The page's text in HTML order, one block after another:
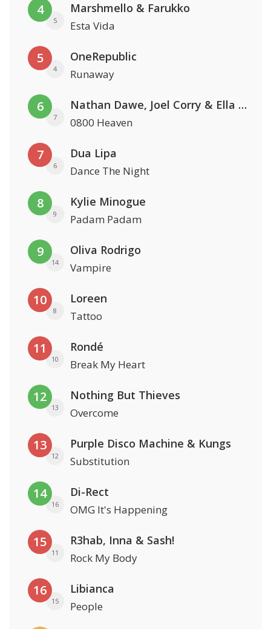
4
5
Marshmello & Farukko
Esta Vida
5
4
OneRepublic
Runaway
6
7
Nathan Dawe, Joel Corry & Ella Henderson
0800 Heaven
7
6
Dua Lipa
Dance The Night
8
9
Kylie Minogue
Padam Padam
9
14
Oliva Rodrigo
Vampire
10
8
Loreen
Tattoo
11
10
Rondé
Break My Heart
12
13
Nothing But Thieves
Overcome
13
12
Purple Disco Machine & Kungs
Substitution
14
16
Di-Rect
OMG It's Happening
15
11
R3hab, Inna & Sash!
Rock My Body
16
15
Libianca
People